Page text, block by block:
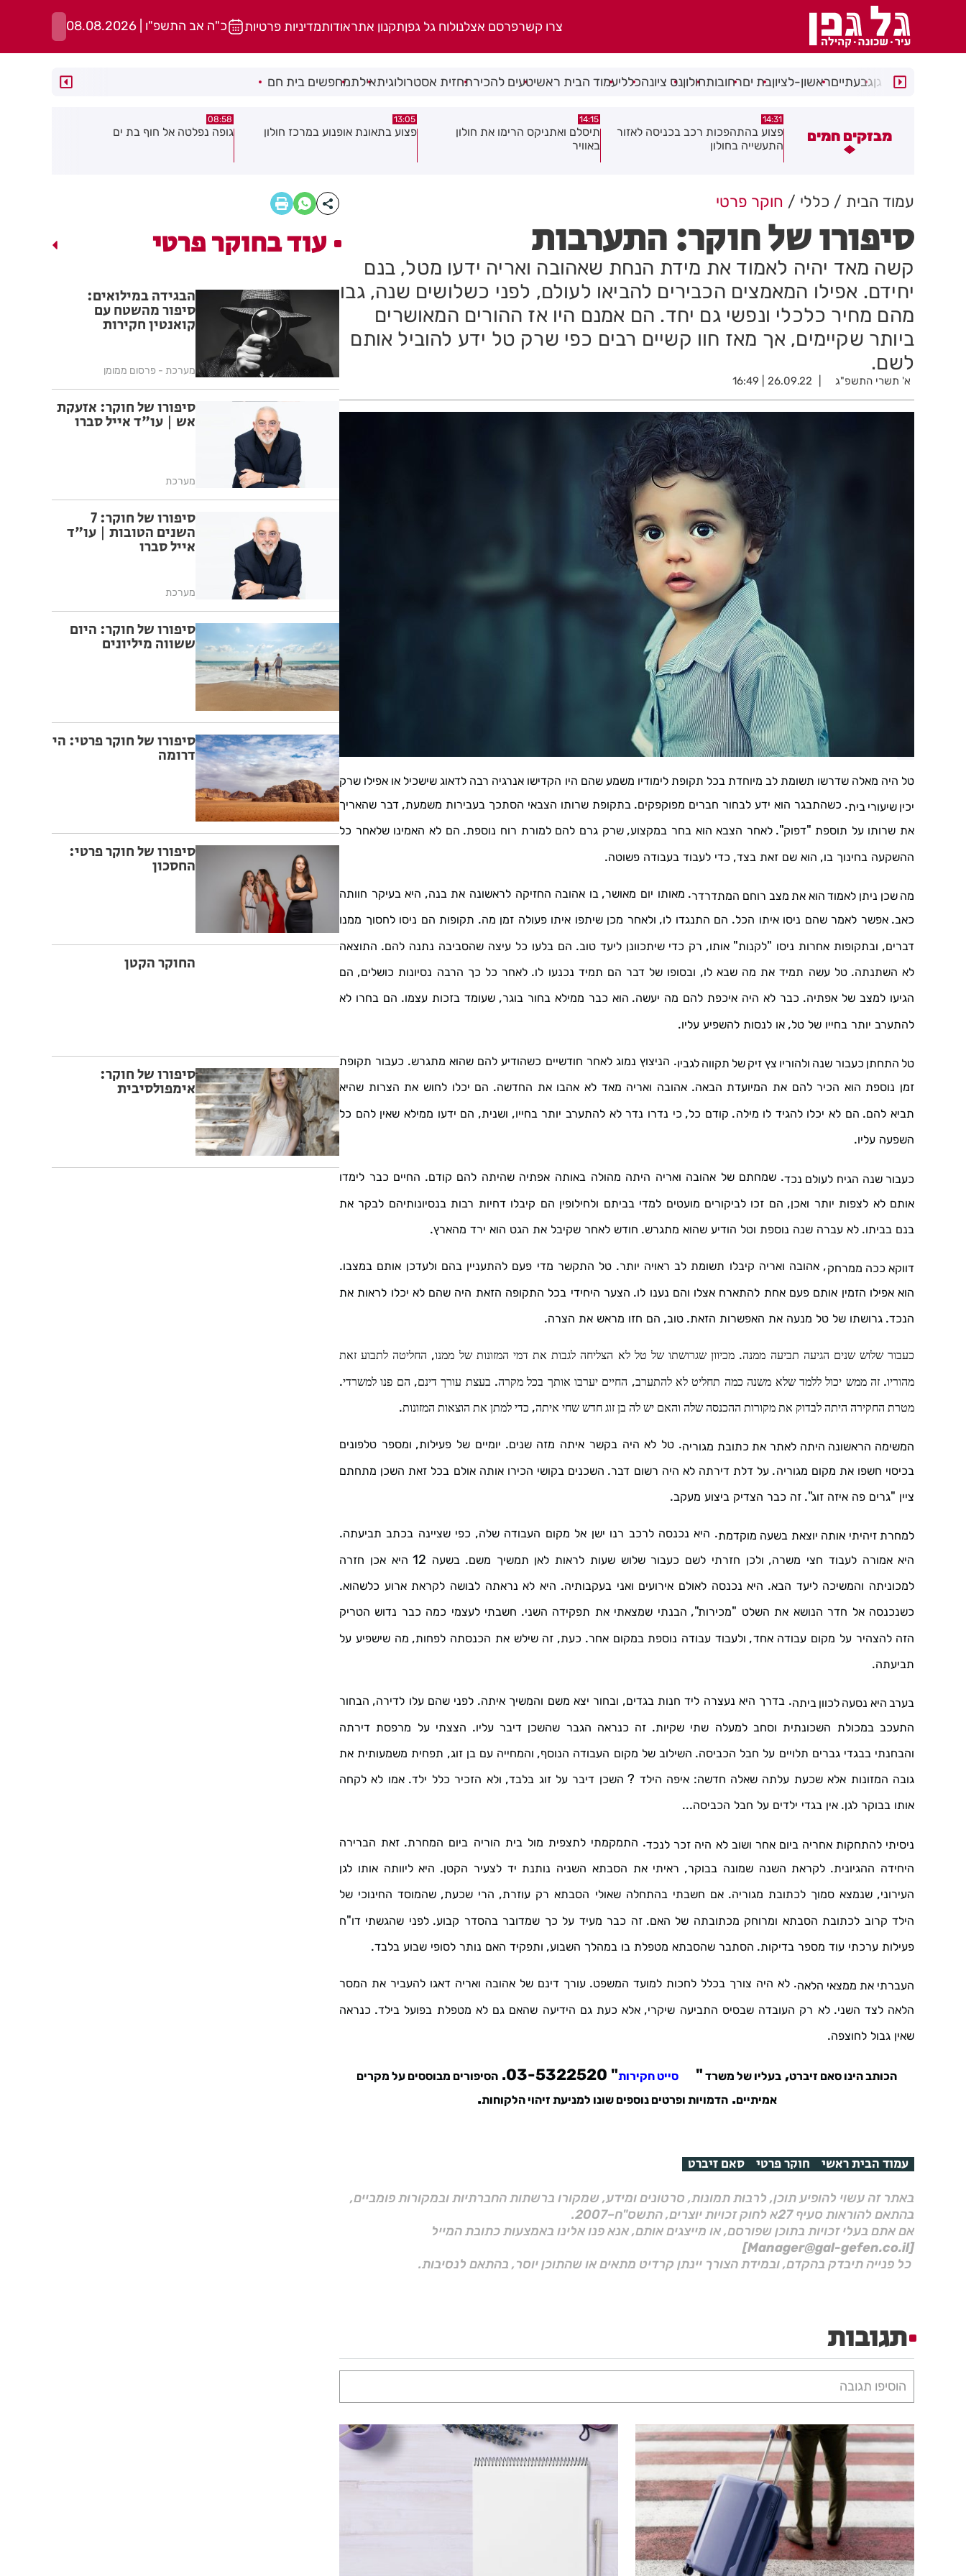
צרו קשרפרסם אצלנולוח גל גפןתקנון אתראודותמדיניות פרטיות כ"ה אב התשפ"ו | 08.08.2026
רמת גןגבעתייםראשון-לציוןבת יםרחובותחולוןנס ציונהכלליעמוד הבית ראשיטעים להכירתחזית אסטרולוגיתאילתמחפשים בית חם
מבזקים חמים
פצוע בהתהפכות רכב בכניסה לאזור
14:15
תיסלם ואתניקס הרימו את חולון
באוויר
13:05
פצוע בתאונת אופנוע במרכז חולון
08:58
גופה נפלטה אל חוף בת ים
08:29
חשד להצתה בשלושה מוקדים ברמת
עמוד הבית כללי חוקר פרטי
סיפורו של חוקר: התערבות
קשה מאד יהיה לאמוד את מידת הנחת שאהובה ואריה ידעו מטל, בנם
יחידם. אפילו המאמצים הכבירים להביאו לעולם, לפני כשלושים שנה, גבו
מהם מחיר כלכלי ונפשי גם יחד. הם אמנם היו אז ההורים המאושרים
ביותר שקיימים, אך מאז חוו קשיים רבים כפי שרק טל ידע להוביל אותם
לשם.
א' תשרי התשפ"ג 26.09.22 | 16:49
טל היה מאלה שדרשו תשומת לב מיוחדת בכל תקופת לימודיו משמע שהם היו הקדישו אנרגיה רבה לדאוג שישכיל או אפילו שרק
יכין שיעורי בית. כשהתבגר הוא ידע לבחור חברים מפוקפקים. בתקופת שרותו הצבאי הסתכך בעבירות משמעת, דבר שהאריך
את שרותו על תוספת "דפוק".לאחר הצבא הוא בחר במקצוע,שרק גרם להם למורת רוח נוספת. הם לא האמינו שלאחר כל
ההשקעה בחינוך בו, הוא שם זאת בצד, כדי לעבוד בעבודה פשוטה.
מה שכן ניתן לאמוד הוא את מצב רוחם המתדרדר. מאותו יום מאושר,בו אהובה החזיקה לראשונה את בנה, היא בעיקר חוותה
כאב.אפשר לאמר שהם ניסו איתו הכל. הם התנגדו לו, ולאחר מכן שיתפו איתו פעולה זמן מה. תקופות הם ניסו לחסוך ממנו
דברים, ובתקופות אחרות ניסו "לקנות" אותו, רק כדי שיתכוונן ליעד טוב. הם בלעו כל עיצה שהסביבה נתנה להם. התוצאה
לא השתנתה.טל עשה תמיד את מה שבא לו, ובסופו של דבר הם תמיד נכנעו לו. לאחר כל כך הרבה נסיונות כושלים, הם
הגיעו למצב של אפתיה. כבר לא היה איכפת להם מה יעשה. הוא כבר ממילא בחור בוגר,שעומד בזכות עצמו. הם בחרו לא
להתערב יותר בחייו של טל, או לנסות להשפיע עליו.
טל התחתן כעבור שנה ולהוריו צץ זיק של תקווה לגביו. הניצוץ נמוג לאחר חודשיים כשהודיע להם שהוא מתגרש. כעבור תקופת
זמן נוספת הוא הכיר להם את המיועדת הבאה.אהובה ואריה מאד לא אהבו את החדשה. הם יכלו לחוש את הצרות שהיא
תביא להם. הם לא יכלו להגיד לו מילה. קודם כל, כי נדרו נדר לא להתערב יותר בחייו, ושנית, הם ידעו ממילא שאין להם כל
השפעה עליו.
כעבור שנה הגיח לעולם נכד. שמחתם של אהובה ואריה היתה מהולה באותה אפתיה שהיתה להם קודם. החיים כבר לימדו
אותם לא לצפות יותר ואכן, הם זכו לביקורים מועטים למדי בביתם ולחילופין הם קיבלו דחיות רבות בנסיונותיהם לבקר את
בנם בביתו. לא עברה שנה נוספת וטל הודיע שהוא מתגרש. חודש לאחר שקיבל את הגט הוא ירד מהארץ.
דווקא ככה ממרחק, אהובה ואריה קיבלו תשומת לב ראויה יותר. טל התקשר מדי פעם להתעניין בהם ולעדכן אותם במצבו.
הוא אפילו הזמין אותם פעם אחת להתארח אצלו והם נענו לו. הצער היחידי בכל התקופה הזאת היה שהם לא יכלו לראות את
הנכד. גרושתו של טל מנעה את האפשרות הזאת. טוב, הם חזו מראש את הצרה.
כעבור שלוש שנים הגיעה תביעה ממנה. מכיוון שגרושתו של טל לא הצליחה לגבות את דמי המזונות של ממנו, החליטה לתבוע זאת
מהוריו.זה ממש יכול ללמד שלא משנה כמה תחליט לא להתערב, החיים יערבו אותך בכל מקרה. בעצת עורך דינם, הם פנו למשרדי.
מטרת החקירה היתה לבדוק את מקורות ההכנסה שלה והאם יש לה בן זוג חדש שחי איתה, כדי למתן את הוצאות המזונות.
המשימה הראשונה היתה לאתר את כתובת מגוריה. טל לא היה בקשר איתה מזה שנים. יומיים של פעילות, ומספר טלפונים
בכיסוי חשפו את מקום מגוריה. על דלת דירתה לא היה רשום דבר. השכנים בקושי הכירו אותה אולם בכל זאת השכן מתחתם
ציין "גרים פה איזה זוג". זה כבר הצדיק ביצוע מעקב.
למחרת זיהיתי אותה יוצאת בשעה מוקדמת. היא נכנסה לרכב רנו ישן אל מקום העבודה שלה, כפי שציינה בכתב תביעתה.
היא אמורה לעבוד חצי משרה, ולכן חזרתי לשם כעבור שלוש שעות לראות לאן תמשיך משם. בשעה 12 היא אכן חזרה
למכוניתה והמשיכה ליעד הבא. היא נכנסה לאולם אירועים ואני בעקבותיה. היא לא נראתה לבושה לקראת ארוע כלשהוא.
כשנכנסה אל חדר הנושא את השלט "מכירות", הבנתי שמצאתי את תפקידה השני. חשבתי לעצמי כמה כבר נדוש הטריק
הזה להצהיר על מקום עבודה אחד, ולעבוד עבודה נוספת במקום אחר. כעת, זה שילש את הכנסתה לפחות, מה שישפיע על
תביעתה.
בערב היא נסעה לכוון ביתה. בדרך היא נעצרה ליד חנות בגדים, ובחור יצא משם והמשיך איתה. לפני שהם עלו לדירה, הבחור
התעכב במכולת השכונתית וסחב למעלה שתי שקיות. זה כנראה הגבר שהשכן דיבר עליו. הצצתי על מרפסת דירתה
והבחנתי בבגדי גברים תלויים על חבל הכביסה. השילוב של מקום העבודה הנוסף, והמחייה עם בן זוג, תפחית משמעותית את
גובה המזונות אלא שכעת עלתה שאלה חדשה: איפה הילד ? השכן דיבר על זוג בלבד, ולא הזכיר כלל ילד.אמו לא לקחה
אותו בבוקר לגן. אין בגדי ילדים על חבל הכביסה...
ניסיתי להתחקות אחריה ביום אחר ושוב לא היה זכר לנכד. התמקמתי לתצפית מול בית הוריה ביום המחרת. זאת הברירה
היחידה ההגיונית. לקראת השנה שמונה בבוקר, ראיתי את הסבתא השניה נותנת יד לצעיר הקטן. היא ליוותה אותו לגן
העירוני,שנמצא סמוך לכתובת מגוריה.אם חשבתי בהתחלה שאולי הסבתא רק עוזרת, הרי שכעת, שהמוסד החינוכי של
הילד קרוב לכתובת הסבתא ומרוחק מכתובתה של האם.זה כבר מעיד על כך שמדובר בהסדר קבוע.לפני שהגשתי דו"ח
פעילות ערכתי עוד מספר בדיקות. הסתבר שהסבתא מטפלת בו במהלך השבוע, ותפקיד האם נותר לסופי שבוע בלבד.
העברתי את ממצאי הלאה. לא היה צורך בכלל לחכות למועד המשפט. עורך דינם של אהובה ואריה דאגו להעביר את המסר
הלאה לצד השני.לא רק העובדה שבסיס התביעה שיקרי, אלא כעת גם הידיעה שהאם גם לא מטפלת בפועל בילד. כנראה
שאין גבול לחוצפה.
הכותבהינו סאם זיברט, בעליו של משרד " סייטחקירות"
. הסיפורים מבוססים על מקרים
אמיתיים.הדמויות ופרטים נוספים שונו למניעת זיהויהלקוחות.
עמוד הבית ראשי חוקר פרטי סאם זיברט
באתר זה עשוי להופיע תוכן, לרבות תמונות, סרטונים ומידע, שמקורו ברשתות החברתיות ובמקורות פומביים,
בהתאם להוראות סעיף 27א לחוק זכויות יוצרים, התשס"ח–2007.
אם אתם בעלי זכויות בתוכן שפורסם, או מייצגים אותם, אנא פנו אלינו באמצעות כתובת המייל
[Manager@gal-gefen.co.il]
כל פנייה תיבדק בהקדם, ובמידת הצורך יינתן קרדיט מתאים או שהתוכן יוסר, בהתאם לנסיבות.
תגובות
הוסיפו תגובה
עוד בחוקר פרטי
הבגידה במילואים:
סיפור מהשטח עם
קואנטין חקירות
מערכת - פרסום ממומן
סיפורו של חוקר: אזעקת
אש | עו"ד אייל סברו
מערכת
סיפורו של חוקר: 7
השנים הטובות | עו"ד
אייל סברו
מערכת
סיפורו של חוקר: היום
ששווה מיליונים
סיפורו של חוקר פרטי: הי
דרומה
סיפורו של חוקר פרטי:
החסכון
החוקר הקטן
סיפורו של חוקר:
אימפולסיבית